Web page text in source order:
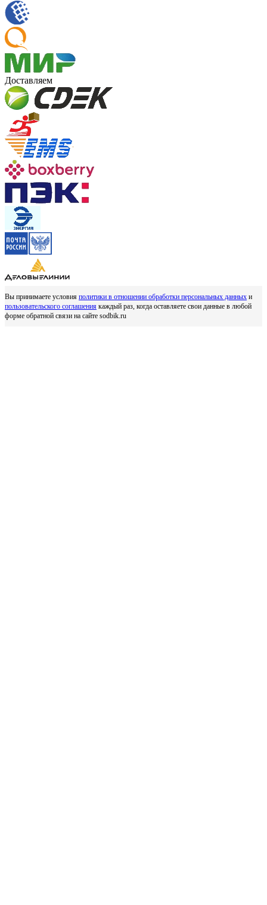
Доставляем
Вы принимаете условия политики в отношении обработки персональных данных и
пользовательского соглашения каждый раз, когда оставляете свои данные в любой
форме обратной связи на сайте sodbik.ru